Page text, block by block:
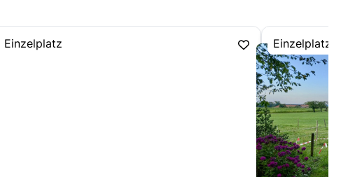
Einzelplatz Einzelplatz